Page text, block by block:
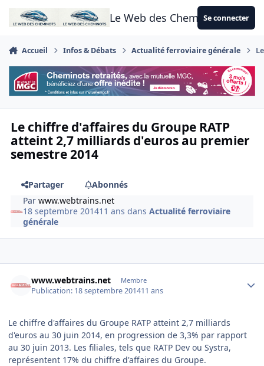
Aller au contenu
Le Web des CheminotsSe connecter
Accueil Infos & Débats Actualité ferroviaire générale
Le chiffre d'affaires du Groupe RATP
atteint 2,7 milliards d'euros au premier
semestre 2014
Partager
Abonnés
Parwww.webtrains.net
18 septembre 201411 ans dansActualité ferroviaire
générale
www.webtrains.net Membre
Publication: 18 septembre 201411 ans
Le chiffre d'affaires du Groupe RATP atteint 2,7 milliards
d'euros au 30 juin 2014, en progression de 3,3% par rapport
au 30 juin 2013. Les filiales, tels que RATP Dev ou Systra,
représentent 17% du chiffre d'affaires du Groupe.